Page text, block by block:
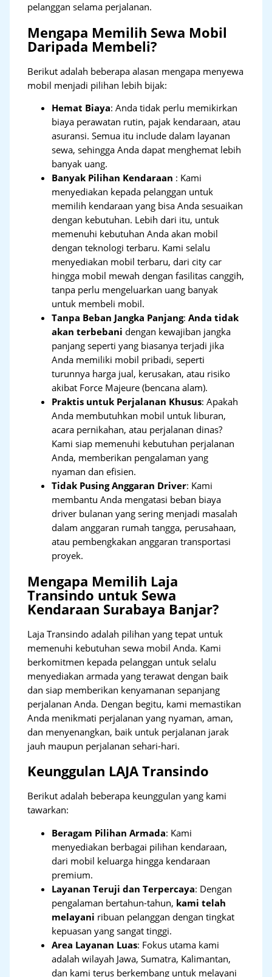
pelanggan selama perjalanan.
Mengapa Memilih Sewa Mobil
Daripada Membeli?
Berikut adalah beberapa alasan mengapa menyewa
mobil menjadi pilihan lebih bijak:
Hemat Biaya: Anda tidak perlu memikirkan
biaya perawatan rutin, pajak kendaraan, atau
asuransi. Semua itu include dalam layanan
sewa, sehingga Anda dapat menghemat lebih
banyak uang.
Banyak Pilihan Kendaraan : Kami
menyediakan kepada pelanggan untuk
memilih kendaraan yang bisa Anda sesuaikan
dengan kebutuhan. Lebih dari itu, untuk
memenuhi kebutuhan Anda akan mobil
dengan teknologi terbaru. Kami selalu
menyediakan mobil terbaru, dari city car
hingga mobil mewah dengan fasilitas canggih,
tanpa perlu mengeluarkan uang banyak
untuk membeli mobil.
Tanpa Beban Jangka Panjang:Anda tidak
akan terbebani dengan kewajiban jangka
panjang seperti yang biasanya terjadi jika
Anda memiliki mobil pribadi, seperti
turunnya harga jual, kerusakan, atau risiko
akibat Force Majeure (bencana alam).
Praktis untuk Perjalanan Khusus: Apakah
Anda membutuhkan mobil untuk liburan,
acara pernikahan, atau perjalanan dinas?
Kami siap memenuhi kebutuhan perjalanan
Anda, memberikan pengalaman yang
nyaman dan efisien.
Tidak Pusing Anggaran Driver: Kami
membantu Anda mengatasi beban biaya
driver bulanan yang sering menjadi masalah
dalam anggaran rumah tangga, perusahaan,
atau pembengkakan anggaran transportasi
proyek.
Mengapa Memilih Laja
Transindo untuk Sewa
Kendaraan Surabaya Banjar?
Laja Transindo adalah pilihan yang tepat untuk
memenuhi kebutuhan sewa mobil Anda. Kami
berkomitmen kepada pelanggan untuk selalu
menyediakan armada yang terawat dengan baik
dan siap memberikan kenyamanan sepanjang
perjalanan Anda. Dengan begitu, kami memastikan
Anda menikmati perjalanan yang nyaman, aman,
dan menyenangkan, baik untuk perjalanan jarak
jauh maupun perjalanan sehari-hari.
Keunggulan LAJA Transindo
Berikut adalah beberapa keunggulan yang kami
tawarkan:
Beragam Pilihan Armada: Kami
menyediakan berbagai pilihan kendaraan,
dari mobil keluarga hingga kendaraan
premium.
Layanan Teruji dan Terpercaya: Dengan
pengalaman bertahun-tahun, kami telah
melayani ribuan pelanggan dengan tingkat
kepuasan yang sangat tinggi.
Area Layanan Luas: Fokus utama kami
adalah wilayah Jawa, Sumatra, Kalimantan,
dan kami terus berkembang untuk melayani